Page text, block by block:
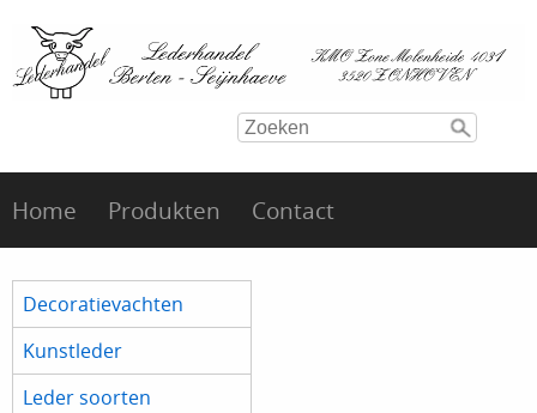
Home Produkten Contact
Decoratievachten
Kunstleder
Leder soorten